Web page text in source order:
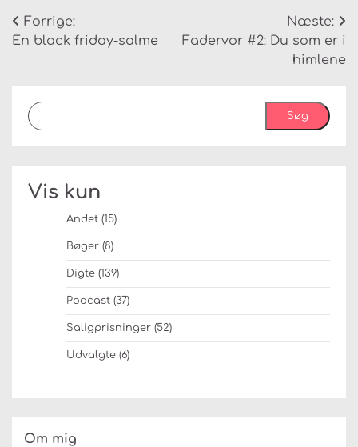
Indlægsnavigation
Forrige:
En black friday-salme
Næste:
Fadervor #2: Du som er i
himlene
Søg
Vis kun
Andet (15)
Bøger (8)
Digte (139)
Podcast (37)
Saligprisninger (52)
Udvalgte (6)
Om mig